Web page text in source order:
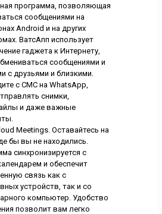
программа, позволяющая
сообщениями на
Android и на других
ВатсАпп использует
гаджета к Интернету,
сообщениями и
с друзьями и близкими.
с СМС на WhatsApp,
снимки,
и даже важные
Meetings. Оставайтесь на
бы вы не находились.
синхронизируется с
и обеспечит
связь как с
устройств, так и со
компьютер. Удобство
позволит вам легко